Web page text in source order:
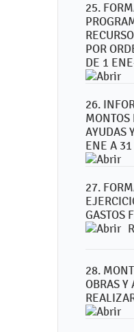
25.
POR
DE 1
26.
MONTOS
AYUDAS
ENE A
27.
GASTOS
28.
OBRAS Y